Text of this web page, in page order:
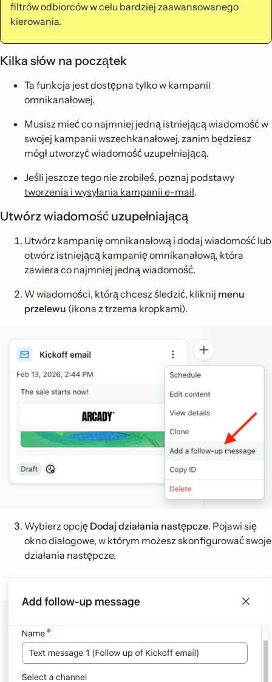
filtrów odbiorców w celu bardziej zaawansowanego
kierowania.
Kilka słów na początek
Ta funkcja jest dostępna tylko w kampanii
omnikanałowej.
Musisz mieć co najmniej jedną istniejącą wiadomość w
swojej kampanii wszechkanałowej, zanim będziesz
mógł utworzyć wiadomość uzupełniającą.
Jeśli jeszcze tego nie zrobiłeś, poznaj podstawy
tworzenia i wysyłania kampanii e-mail.
Utwórz wiadomość uzupełniającą
Utwórz kampanię omnikanałową i dodaj wiadomość lub
otwórz istniejącą kampanię omnikanałową, która
zawiera co najmniej jedną wiadomość.
W wiadomości, którą chcesz śledzić, kliknij menu
przelewu (ikona z trzema kropkami).
Wybierz opcję Dodaj działania następcze. Pojawi się
okno dialogowe, w którym możesz skonfigurować swoje
działania następcze.